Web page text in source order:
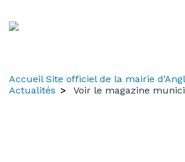
Accueil Site officiel de la mairie
Actualités
Voir le magazine